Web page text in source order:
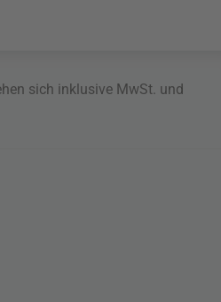
sich inklusive MwSt. und